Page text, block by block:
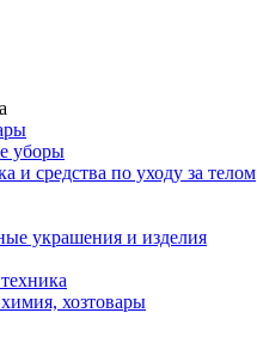
уборы
и средства по уходу за телом
украшения и изделия
хозтовары